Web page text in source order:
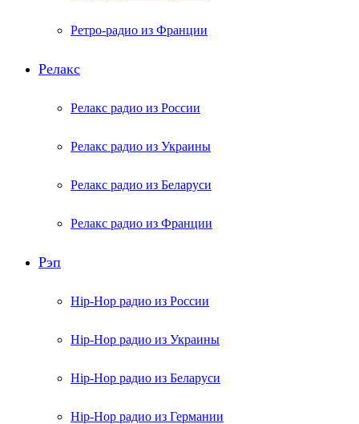
Ретро-радио из Франции
Релакс
Релакс радио из России
Релакс радио из Украины
Релакс радио из Беларуси
Релакс радио из Франции
Рэп
Hip-Hop радио из России
Hip-Hop радио из Украины
Hip-Hop радио из Беларуси
Hip-Hop радио из Германии